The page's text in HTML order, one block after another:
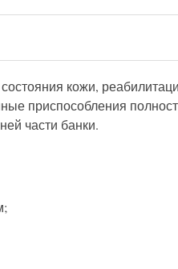
кожи,
приспособления
части банки.